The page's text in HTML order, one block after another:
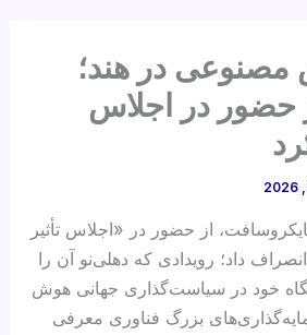
در هند؛
حضور در اجلاس
از حضور در «اجلاس تأثیر
داد؛ رویدادی که دهلی‌نو آن را
خود در سیاست‌گذاری جهانی هوش
بزرگ فناوری معرفی